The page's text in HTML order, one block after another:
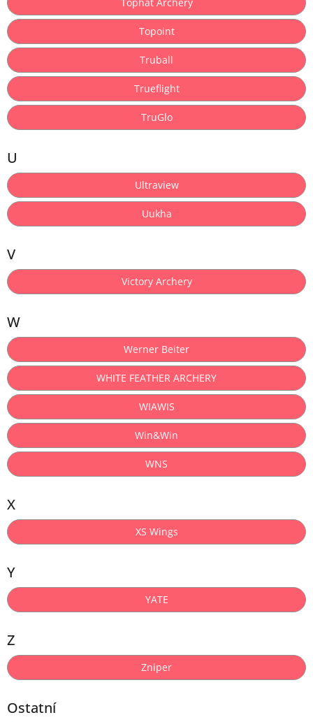
Topoint
Truball
Trueflight
TruGlo
U
Ultraview
Uukha
V
Victory Archery
W
Werner Beiter
WHITE FEATHER ARCHERY
WIAWIS
Win&Win
WNS
X
XS Wings
Y
YATE
Z
Zniper
Ostatní